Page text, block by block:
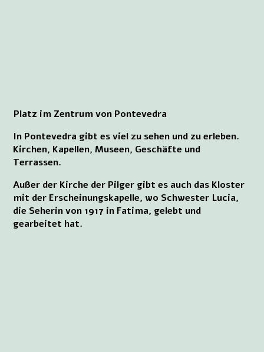
Platz im Zentrum von Pontevedra
In Pontevedra gibt es viel zu sehen und zu erleben.
Kirchen, Kapellen, Museen, Geschäfte und
Terrassen.
Außer der Kirche der Pilger gibt es auch das Kloster
mit der Erscheinungskapelle, wo Schwester Lucia,
die Seherin von 1917 in Fatima, gelebt und
gearbeitet hat.